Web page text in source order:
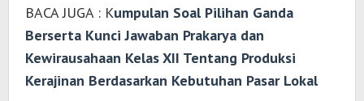
BACA JUGA : Kumpulan Soal Pilihan Ganda
Berserta Kunci Jawaban Prakarya dan
Kewirausahaan Kelas XII Tentang Produksi
Kerajinan Berdasarkan Kebutuhan Pasar Lokal